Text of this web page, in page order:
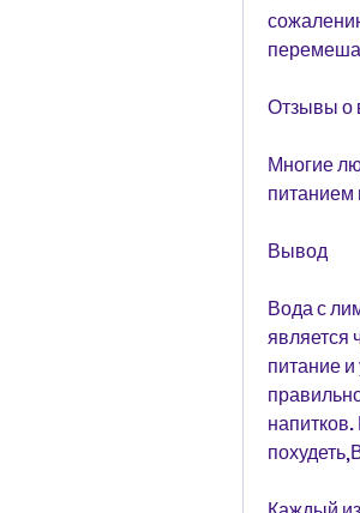
Отзывы о
Многие
Вывод
Вода с
является
питание